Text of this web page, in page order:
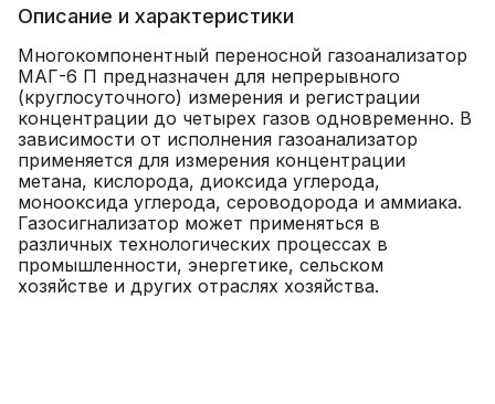
Описание и характеристики
Многокомпонентный переносной газоанализатор
МАГ-6 П предназначен для непрерывного
(круглосуточного) измерения и регистрации
концентрации до четырех газов одновременно. В
зависимости от исполнения газоанализатор
применяется для измерения концентрации
метана, кислорода, диоксида углерода,
монооксида углерода, сероводорода и аммиака.
Газосигнализатор может применяться в
различных технологических процессах в
промышленности, энергетике, сельском
хозяйстве и других отраслях хозяйства.